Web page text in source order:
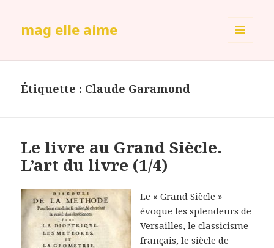
mag elle aime
Étiquette : Claude Garamond
Le livre au Grand Siècle.
L’art du livre (1/4)
Le « Grand Siècle »
évoque les splendeurs de
Versailles, le classicisme
français, le siècle de